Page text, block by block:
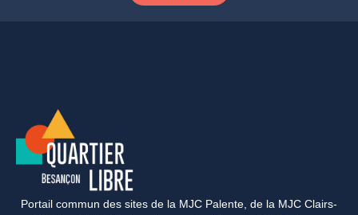
Portail commun des sites de la MJC Palente, de la MJC Clairs-